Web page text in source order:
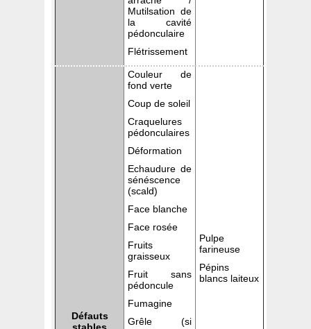
Mutilsation de
la cavité
pédonculaire
Flétrissement
Défauts
Couleur de
fond verte
Coup de soleil
Craquelures
pédonculaires
Déformation
Echaudure de
sénéscence
(scald)
Face blanche
Face rosée
Fruits
graisseux
Fruit sans
pédoncule
Fumagine
Grêle (si
Pulpe
farineuse
Pépins
blancs laiteux